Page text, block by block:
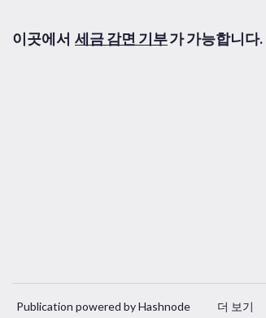
이곳에서 세금 감면 기부가 가능합니다.
Publication powered by Hashnode 더 보기